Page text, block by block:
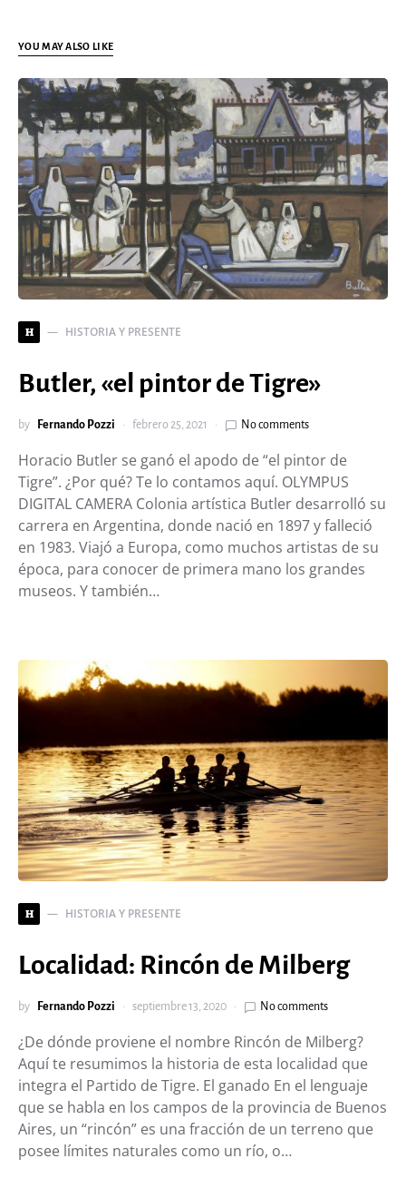
YOU MAY ALSO LIKE
H HISTORIA Y PRESENTE
Butler, «el pintor de Tigre»
by Fernando Pozzi febrero 25, 2021 No comments
Horacio Butler se ganó el apodo de “el pintor de
Tigre”. ¿Por qué? Te lo contamos aquí. OLYMPUS
DIGITAL CAMERA Colonia artística Butler desarrolló su
carrera en Argentina, donde nació en 1897 y falleció
en 1983. Viajó a Europa, como muchos artistas de su
época, para conocer de primera mano los grandes
museos. Y también…
H HISTORIA Y PRESENTE
Localidad: Rincón de Milberg
by Fernando Pozzi septiembre 13, 2020 No comments
¿De dónde proviene el nombre Rincón de Milberg?
Aquí te resumimos la historia de esta localidad que
integra el Partido de Tigre. El ganado En el lenguaje
que se habla en los campos de la provincia de Buenos
Aires, un “rincón” es una fracción de un terreno que
posee límites naturales como un río, o…